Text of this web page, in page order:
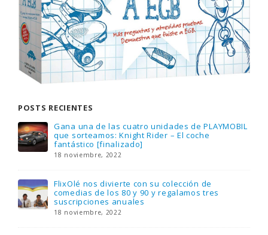
POSTS RECIENTES
Gana una de las cuatro unidades de PLAYMOBIL
que sorteamos: Knight Rider – El coche
fantástico [finalizado]
18 noviembre, 2022
FlixOlé nos divierte con su colección de
comedias de los 80 y 90 y regalamos tres
suscripciones anuales
18 noviembre, 2022